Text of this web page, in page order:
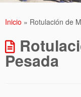
Inicio » Rotulación de
Pesada